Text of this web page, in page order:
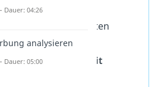
Fotoalbum
Mit euren schönsten
Momenten.
Ein gutes Buch mit
Dauer: 04:26
analysieren
Dauer: 05:00